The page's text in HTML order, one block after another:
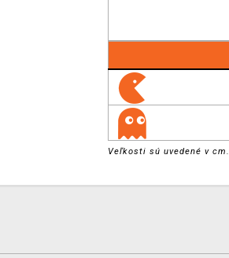
Veľkosti sú uvedené v cm.